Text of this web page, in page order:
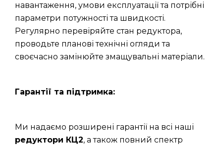
навантаження, умови експлуатації та потрібні
параметри потужності та швидкості.
Регулярно перевіряйте стан редуктора,
проводьте планові технічні огляди та
своєчасно замінюйте змащувальні матеріали.
Гарантії та підтримка:
Ми надаємо розширені гарантії на всі наші
редуктори КЦ2, а також повний спектр